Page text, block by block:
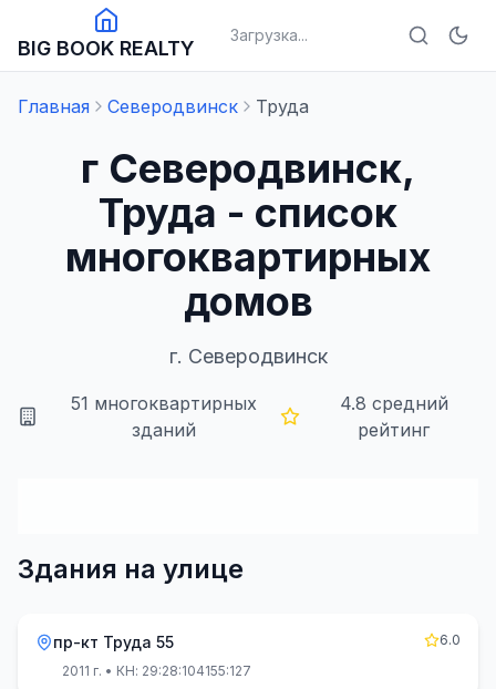
BIG BOOK REALTY
Загрузка...
Главная Северодвинск Труда
г Северодвинск,
Труда - список
многоквартирных
домов
г. Северодвинск
51 многоквартирных
зданий
4.8 средний
рейтинг
Здания на улице
пр-кт Труда 55
6.0
2011 г. • КН: 29:28:104155:127